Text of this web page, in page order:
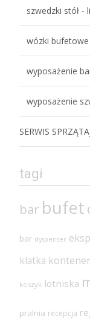
szwedzki stół -
wózki bufetowe
wyposażenie
wyposażenie
SERWIS
tagi
bar bufet
bar dyspenser
klatka kontener
koszyk lotniska
pralnia recepcja